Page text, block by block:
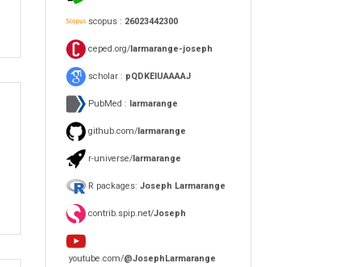
scopus : 26023442300
ceped.org/larmarange-joseph
scholar : pQDKEIUAAAAJ
PubMed : larmarange
github.com/larmarange
r-universe/larmarange
R packages: Joseph Larmarange
contrib.spip.net/Joseph
youtube.com/@JosephLarmarange